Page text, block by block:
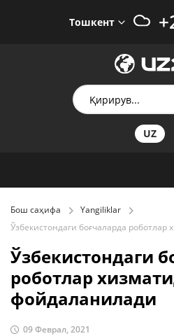
Тошкент
UZ
Бош саҳифа
Yangiliklar
Ўзбекистондаги боғчаларда
Ўзбекистондаги
роботлар
фойдаланилади
09 Феврал, 2021